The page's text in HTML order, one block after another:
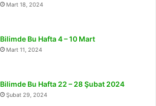
Mart 18, 2024
Bilimde Bu Hafta 4 – 10 Mart
Mart 11, 2024
Bilimde Bu Hafta 22 – 28 Şubat 2024
Şubat 29, 2024